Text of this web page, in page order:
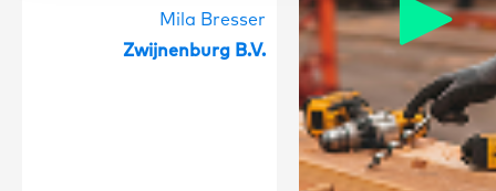
Mila Bresser
Zwijnenburg B.V.